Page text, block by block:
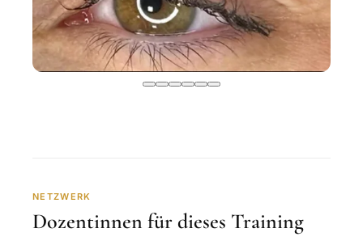
NETZWERK
Dozentinnen für dieses Training